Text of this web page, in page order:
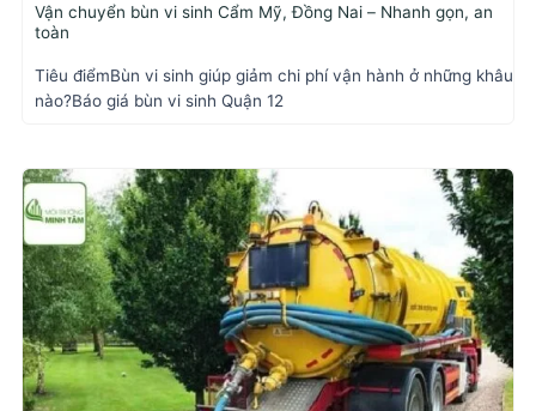
Vận chuyển bùn vi sinh Cẩm Mỹ, Đồng Nai – Nhanh gọn, an
toàn
Tiêu điểmBùn vi sinh giúp giảm chi phí vận hành ở những khâu
nào?Báo giá bùn vi sinh Quận 12